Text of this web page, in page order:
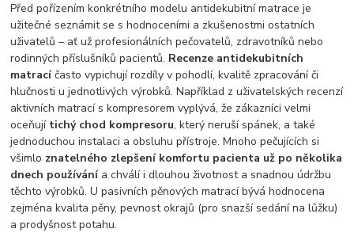
Před pořízením konkrétního modelu antidekubitní matrace je
užitečné seznámit se s hodnoceními a zkušenostmi ostatních
uživatelů – ať už profesionálních pečovatelů, zdravotníků nebo
rodinných příslušníků pacientů. Recenze antidekubitních
matracíčasto vypichují rozdíly v pohodlí, kvalitě zpracování či
hlučnosti u jednotlivých výrobků. Například z uživatelských recenzí
aktivních matrací s kompresorem vyplývá, že zákazníci velmi
oceňují tichý chod kompresoru, který neruší spánek, a také
jednoduchou instalaci a obsluhu přístroje. Mnoho pečujících si
všimlo znatelného zlepšení komfortu pacienta už po několika
dnech používánía chválí i dlouhou životnost a snadnou údržbu
těchto výrobků. U pasivních pěnových matrací bývá hodnocena
zejména kvalita pěny, pevnost okrajů (pro snazší sedání na lůžku)
a prodyšnost potahu.